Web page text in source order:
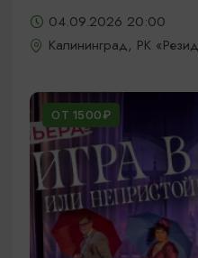
04.09.2026 20:00
Калининград, РК
ОТ 1500₽